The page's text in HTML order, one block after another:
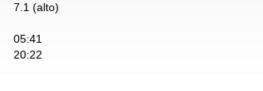
7.1 (alto)
05:41
20:22